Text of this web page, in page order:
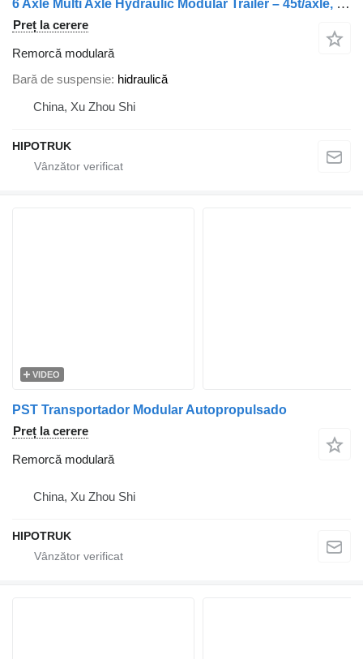
6 Axle Multi Axle Hydraulic Modular Trailer – 45t/axle, Goldhofe
Preț la cerere
Remorcă modulară
Bară de suspensie hidraulică
China, Xu Zhou Shi
HIPOTRUK
VIDEO
PST Transportador Modular Autopropulsado
Preț la cerere
Remorcă modulară
China, Xu Zhou Shi
HIPOTRUK